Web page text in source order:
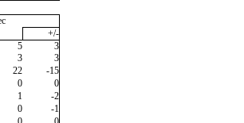
+/-
5
3
3
3
22
-15
0
0
1
-2
0
-1